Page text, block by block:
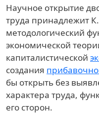
Научное открытие
труда принадлежит
методологический
экономической
капиталистической
создания
бы открыть без
характера труда,
его сторон.